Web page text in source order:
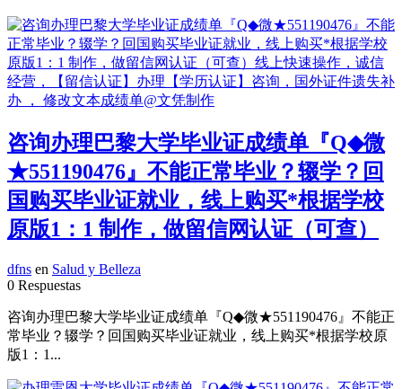
咨询办理巴黎大学毕业证成绩单『Q◆微
★551190476』不能正常毕业？辍学？回
国购买毕业证就业，线上购买*根据学校
原版1：1 制作，做留信网认证（可查）
dfns en Salud y Belleza
0 Respuestas
咨询办理巴黎大学毕业证成绩单『Q◆微★551190476』不能正
常毕业？辍学？回国购买毕业证就业，线上购买*根据学校原
版1：1...